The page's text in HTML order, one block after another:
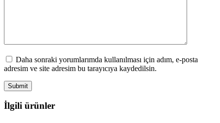
Daha sonraki yorumlarımda kullanılması için adım, e-posta
adresim ve site adresim bu tarayıcıya kaydedilsin.
İlgili ürünler